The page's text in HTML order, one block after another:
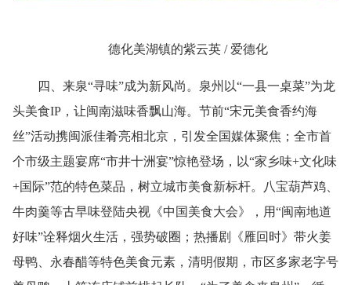
德化美湖镇的紫云英 / 爱德化
四、来泉“寻味”成为新风尚。泉州以“一县一桌菜”为龙
头美食IP，让闽南滋味香飘山海。节前“宋元美食香约海
丝”活动携闽派佳肴亮相北京，引发全国媒体聚焦；全市首
个市级主题宴席“市井十洲宴”惊艳登场，以“家乡味+文化味
+国际”范的特色菜品，树立城市美食新标杆。八宝葫芦鸡、
牛肉羹等古早味登陆央视《中国美食大会》，用“闽南地道
好味”诠释烟火生活，强势破圈；热播剧《雁回时》带火姜
母鸭、永春醋等特色美食元素，清明假期，市区多家老字号